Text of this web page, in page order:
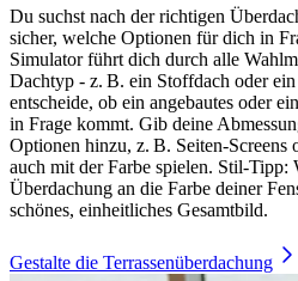
Du suchst nach der richtigen
sicher, welche Optionen für dich in
Simulator führt dich durch alle
Dachtyp - z. B. ein Stoffdach oder
entscheide, ob ein angebautes oder
in Frage kommt. Gib deine
Optionen hinzu, z. B. Seiten-Screens
auch mit der Farbe spielen. Stil-Tipp:
Überdachung an die Farbe deiner
schönes, einheitliches Gesamtbild.
Gestalte die Terrassenüberdachung